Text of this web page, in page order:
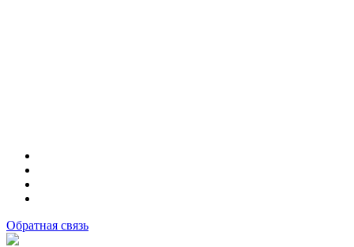
Обратная связь